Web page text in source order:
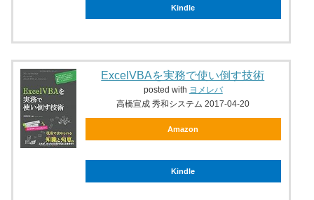
Kindle
ExcelVBAを実務で使い倒す技術
posted with ヨメレバ
高橋宣成 秀和システム 2017-04-20
Amazon
Kindle